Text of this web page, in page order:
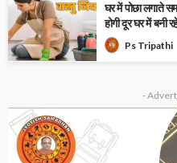
घर में पोछा लगाते
होगी दूर घर में बनी
Ps Tripathi
-